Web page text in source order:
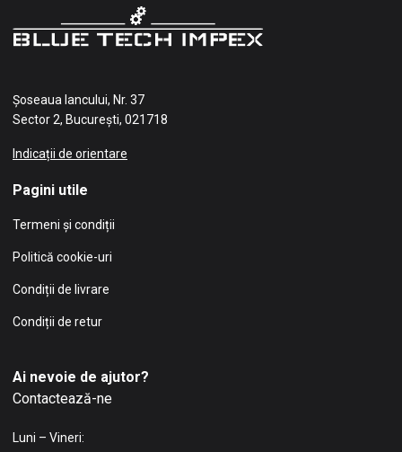
Șoseaua Iancului, Nr. 37
Sector 2, București, 021718
Indicații de orientare
Pagini utile
Termeni și condiții
Politică cookie-uri
Condiții de livrare
Condiții de retur
Ai nevoie de ajutor?
Contactează-ne
Luni – Vineri: